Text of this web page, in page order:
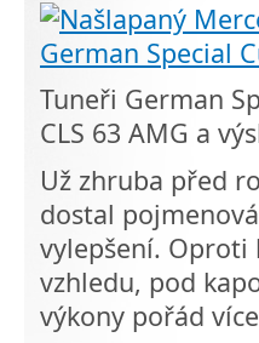
Tuneři German
CLS 63 AMG a
Už zhruba před
dostal
vylepšení. Oproti
vzhledu, pod
výkony pořád